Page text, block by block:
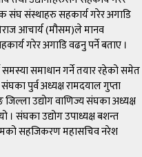
संघ संस्थाहरु सहकार्य गरेर अगाडि
आचार्य (मौसम)ले मानव
गरेर अगाडि वढनु पर्ने बताए ।
समाधान गर्ने तयार रहेको समेत
पुर्व अध्यक्ष रामदयाल गुप्ता
उद्योग वाणिज्य संघका अध्यक्ष
। संघका उद्योग उपाध्यक्ष बशन्त
सहजिकरण महासचिव नरेश